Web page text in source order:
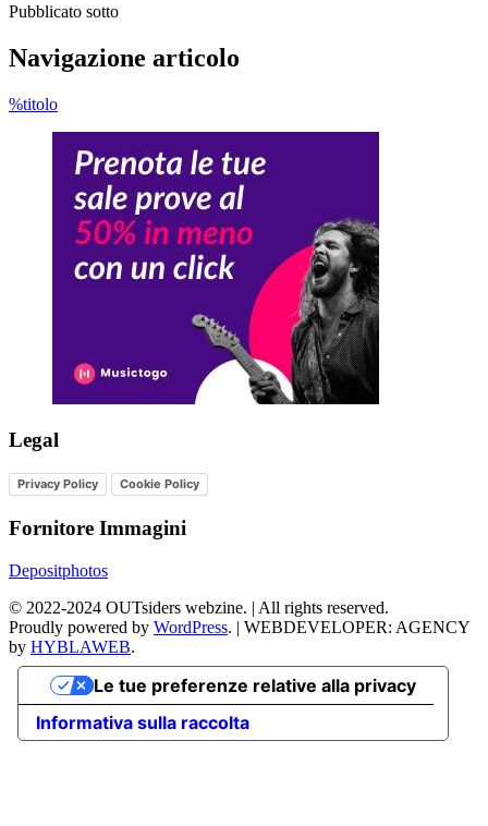
Pubblicato sotto
Navigazione articolo
%titolo
Legal
Privacy Policy Cookie Policy
Fornitore Immagini
Depositphotos
© 2022-2024 OUTsiders webzine. | All rights reserved.
Proudly powered by WordPress. | WEBDEVELOPER: AGENCY
by HYBLAWEB.
Informativa sulla raccolta
Le tue preferenze relative alla privacy